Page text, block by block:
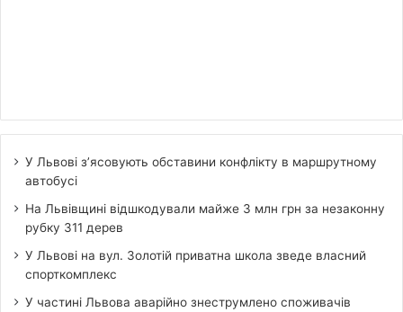
У Львові з’ясовують обставини конфлікту в маршрутному
автобусі
На Львівщині відшкодували майже 3 млн грн за незаконну
рубку 311 дерев
У Львові на вул. Золотій приватна школа зведе власний
спорткомплекс
У частині Львова аварійно знеструмлено споживачів